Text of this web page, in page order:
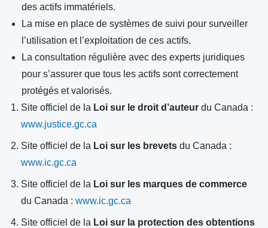
des actifs immatériels.
La mise en place de systèmes de suivi pour surveiller
l’utilisation et l’exploitation de ces actifs.
La consultation régulière avec des experts juridiques
pour s’assurer que tous les actifs sont correctement
protégés et valorisés.
Site officiel de la Loi sur le droit d’auteur du Canada :
www.justice.gc.ca
Site officiel de la Loi sur les brevets du Canada :
www.ic.gc.ca
Site officiel de la Loi sur les marques de commerce
du Canada : www.ic.gc.ca
Site officiel de la Loi sur la protection des obtentions